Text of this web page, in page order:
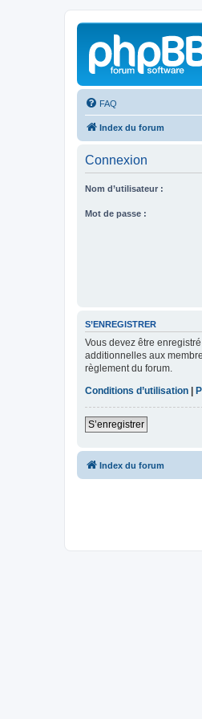
FAQ
Index du forum
Connexion
Nom d’utilisateur :
Mot de passe :
S’ENREGISTRER
Vous devez être
additionnelles aux
règlement du forum.
Conditions d’utilisation
S’enregistrer
Index du forum